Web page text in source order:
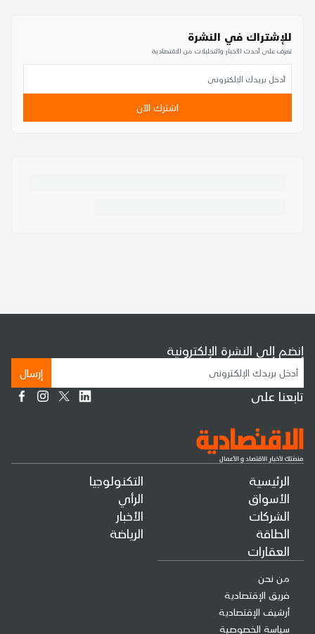
للإشتراك في النشرة
تعرف على أحدث الأخبار والتحليلات من الاقتصادية
اشترك الآن
الرئيسية
الأسواق
الشركات
الطاقة
العقارات
التكنولوجيا
الرأي
الأخبار
الرياضة
من نحن
فريق الإقتصادية
أرشيف الإقتصادية
سياسة الخصوصية
إنضم إلى النشرة الإلكترونية
إرسال
تابعنا على